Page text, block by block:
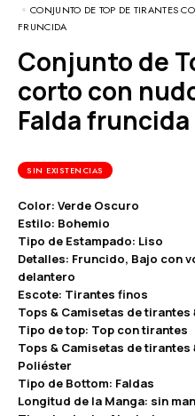
CONJUNTO DE TOP DE TIRANTES
FRUNCIDA
Conjunto de Top de tirantes
corto con
Falda fruncida
SIN EXISTENCIAS
Color: Verde Oscuro
Estilo: Bohemio
Tipo de Estampado: Liso
Detalles: Fruncido, Bajo con
delantero
Escote: Tirantes finos
Tops & Camisetas de tirantes
Tipo de top: Top con tirantes
Tops & Camisetas de tirantes
Poliéster
Tipo de Bottom: Faldas
Longitud de la Manga: sin